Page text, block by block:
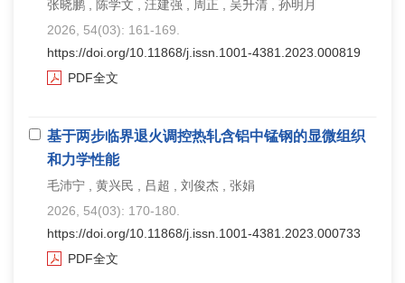
张晓鹏 , 陈学文 , 汪建强 , 周正 , 吴升清 , 孙明月
2026, 54(03): 161-169.
https://doi.org/10.11868/j.issn.1001-4381.2023.000819
PDF全文
基于两步临界退火调控热轧含铝中锰钢的显微组织
和力学性能
毛沛宁 , 黄兴民 , 吕超 , 刘俊杰 , 张娟
2026, 54(03): 170-180.
https://doi.org/10.11868/j.issn.1001-4381.2023.000733
PDF全文